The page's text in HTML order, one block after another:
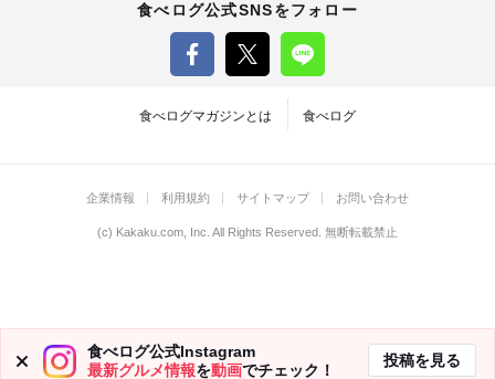
食べログ公式SNSをフォロー
食べログマガジンとは 食べログ
食べログ公式Instagram
最新グルメ情報を動画でチェック！
投稿を見る
企業情報 利用規約 サイトマップ お問い合わせ
(c) Kakaku.com, Inc. All Rights Reserved. 無断転載禁止